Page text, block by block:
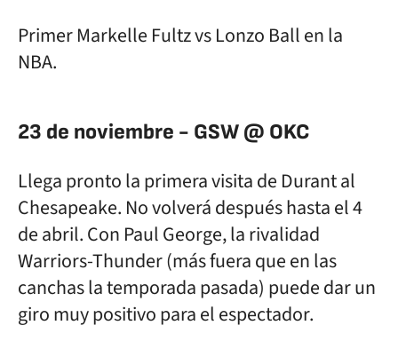
Primer Markelle Fultz vs Lonzo Ball en la
NBA.
23 de noviembre - GSW @ OKC
Llega pronto la primera visita de Durant al
Chesapeake. No volverá después hasta el 4
de abril. Con Paul George, la rivalidad
Warriors-Thunder (más fuera que en las
canchas la temporada pasada) puede dar un
giro muy positivo para el espectador.